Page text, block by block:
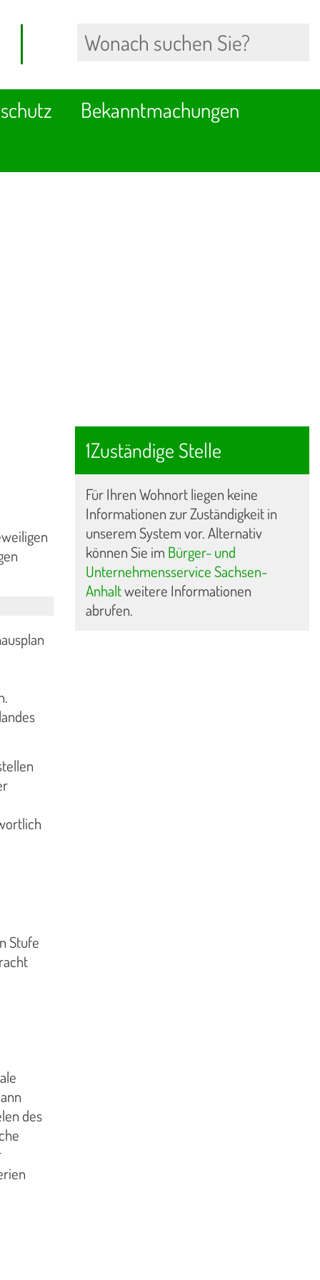
Bekanntmachungen
Stufe
des
1Zuständige Stelle
Für Ihren Wohnort liegen keine
Informationen zur Zuständigkeit in
unserem System vor. Alternativ
können Sie im Bürger- und
Unternehmensservice Sachsen-
Anhaltweitere Informationen
abrufen.